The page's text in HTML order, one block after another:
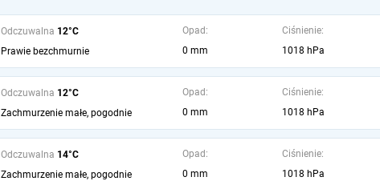
Odczuwalna 12°C
Prawie bezchmurnie
Opad:
0 mm
Ciśnienie:
1018 hPa
Odczuwalna 12°C
Zachmurzenie małe, pogodnie
Opad:
0 mm
Ciśnienie:
1018 hPa
Odczuwalna 14°C
Zachmurzenie małe, pogodnie
Opad:
0 mm
Ciśnienie:
1018 hPa